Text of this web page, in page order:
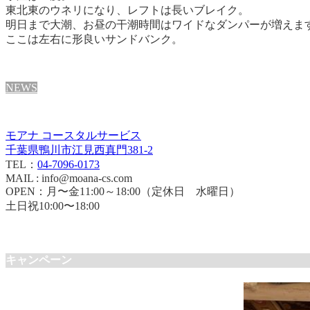
東北東のウネリになり、レフトは長いブレイク。
明日まで大潮、お昼の干潮時間はワイドなダンパーが増えま
ここは左右に形良いサンドバンク。
NEWS
モアナ コースタルサービス
千葉県鴨川市江見西真門381-2
TEL： 04-7096-0173
MAIL : info@moana-cs.com
OPEN：月〜金11:00～18:00（定休日 水曜日）
土日祝10:00〜18:00
キャンペーン